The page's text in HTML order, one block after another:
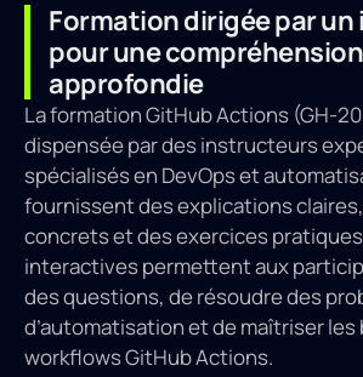
Formation dirigée par
pour une compréhension
approfondie
La formation GitHub Actions (GH-
dispensée par des instructeurs
spécialisés en DevOps et
fournissent des explications
concrets et des exercices
interactives permettent aux
des questions, de résoudre des
d’automatisation et de maîtriser les
workflows GitHub Actions.